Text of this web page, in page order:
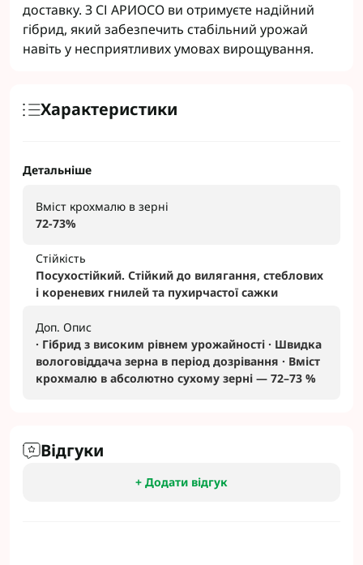
доставку. З СІ АРИОСО ви отримуєте надійний
гібрид, який забезпечить стабільний урожай
навіть у несприятливих умовах вирощування.
Характеристики
Детальніше
Вміст крохмалю в зерні
72-73%
Стійкість
Посухостійкий. Стійкий до вилягання, стеблових
і кореневих гнилей та пухирчастої сажки
Доп. Опис
· Гібрид з високим рівнем урожайності · Швидка
вологовіддача зерна в період дозрівання · Вміст
крохмалю в абсолютно сухому зерні — 72–73 %
Відгуки
+ Додати відгук